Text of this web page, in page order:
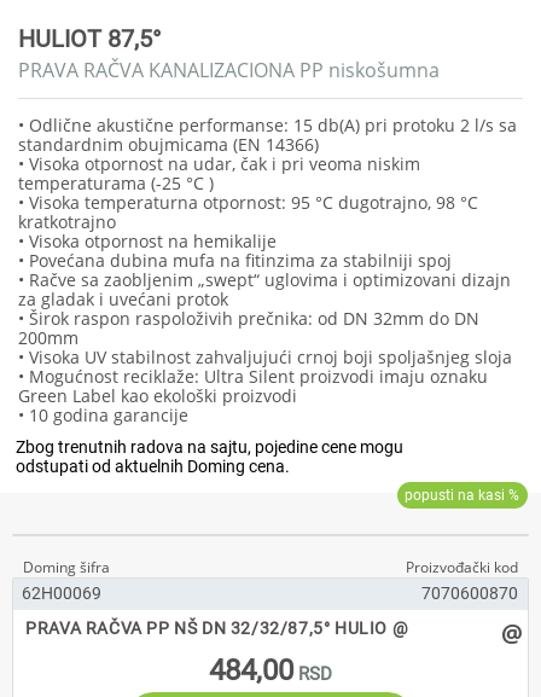
HULIOT 87,5°
PRAVA RAČVA KANALIZACIONA PP niskošumna
• Odlične akustične performanse: 15 db(A) pri protoku 2 l/s sa
standardnim obujmicama (EN 14366)
• Visoka otpornost na udar, čak i pri veoma niskim
temperaturama (-25 °C )
• Visoka temperaturna otpornost: 95 °C dugotrajno, 98 °C
kratkotrajno
• Visoka otpornost na hemikalije
• Povećana dubina mufa na fitinzima za stabilniji spoj
• Račve sa zaobljenim „swept“ uglovima i optimizovani dizajn
za gladak i uvećani protok
• Širok raspon raspoloživih prečnika: od DN 32mm do DN
200mm
• Visoka UV stabilnost zahvaljujući crnoj boji spoljašnjeg sloja
• Mogućnost reciklaže: Ultra Silent proizvodi imaju oznaku
Green Label kao ekološki proizvodi
• 10 godina garancije
62H00069
7070600870
PRAVA RAČVA PP NŠ DN 32/32/87,5° HULIO @
484,00
@